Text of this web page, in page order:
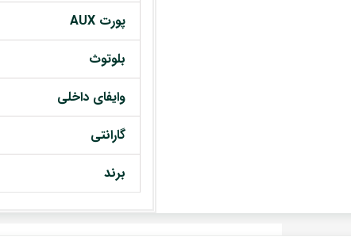
پورت AUX
بلوتوث
وایفای داخلی
گارانتی
برند